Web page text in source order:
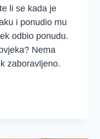
li se kada je
i ponudio mu
odbio ponudu.
Nema
zaboravljeno.